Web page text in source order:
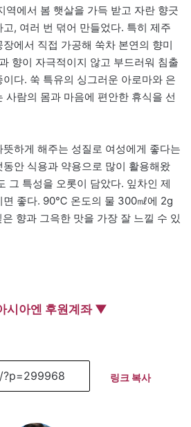
역에서 봄 햇살을 가득 받고 자란 향긋
, 여러 번 덖어 만들었다. 특히 제주
에서 직접 가공해 쑥차 본연의 향미
향이 자극적이지 않고 부드러워 침출
다. 쑥 특유의 싱그러운 아로마와 은
사람의 몸과 마음에 편안한 휴식을 선
하게 해주는 성질로 여성에게 좋다는
안 식용과 약용으로 많이 활용해왔
그 특성을 오롯이 담았다. 잎차인 제
면 좋다. 90℃ 온도의 물 300㎖에 2g
향과 그윽한 맛을 가장 잘 느낄 수 있
시아엔 후원계좌 ▼
링크 복사